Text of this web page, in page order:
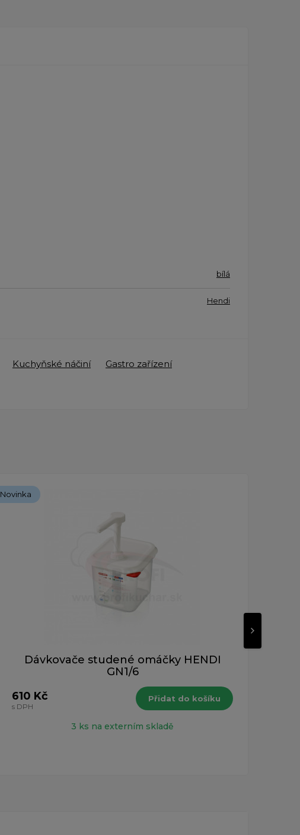
bílá
Hendi
Kuchyňské náčiní
Gastro zařízení
Novinka
Dávkovače studené omáčky HENDI
GN1/6
610 Kč
s DPH
Přidat do košíku
3 ks na externím skladě